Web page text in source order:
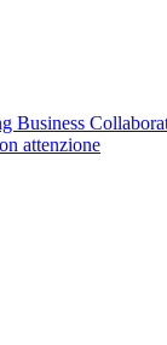
Business
attenzione